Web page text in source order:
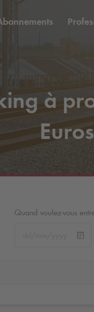
à
Quand voulez-vous